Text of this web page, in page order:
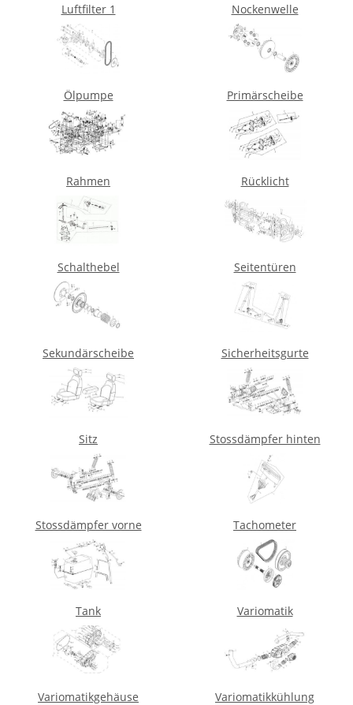
Luftfilter 1 Nockenwelle
Ölpumpe Primärscheibe
Rahmen Rücklicht
Schalthebel Seitentüren
Sekundärscheibe Sicherheitsgurte
Sitz Stossdämpfer hinten
Stossdämpfer vorne Tachometer
Tank Variomatik
Variomatikgehäuse Variomatikkühlung